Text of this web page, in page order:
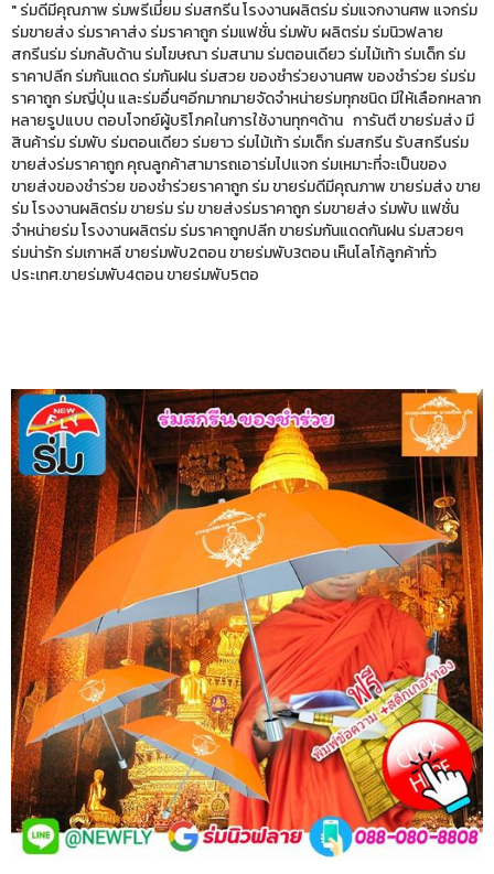
" ร่มดีมีคุณภาพ ร่มพรีเมี่ยม ร่มสกรีน โรงงานผลิตร่ม ร่มแจกงานศพ แจกร่ม
ร่มขายส่ง ร่มราคาส่ง ร่มราคาถูก ร่มแฟชั่น ร่มพับ ผลิตร่ม ร่มนิวฟลาย
สกรีนร่ม ร่มกลับด้าน ร่มโฆษณา ร่มสนาม ร่มตอนเดียว ร่มไม้เท้า ร่มเด็ก ร่ม
ราคาปลีก ร่มกันแดด ร่มกันฝน ร่มสวย ของชำร่วยงานศพ ของชำร่วย ร่มร่ม
ราคาถูก ร่มญี่ปุ่น และร่มอื่นๆอีกมากมายจัดจำหน่ายร่มทุกชนิด มีให้เลือกหลาก
หลายรูปแบบ ตอบโจทย์ผู้บริโภคในการใช้งานทุกๆด้าน การันตี ขายร่มส่ง มี
สินค้าร่ม ร่มพับ ร่มตอนเดียว ร่มยาว ร่มไม้เท้า ร่มเด็ก ร่มสกรีน รับสกรีนร่ม
ขายส่งร่มราคาถูก คุณลูกค้าสามารถเอาร่มไปแจก ร่มเหมาะที่จะเป็นของ
ขายส่งของชำร่วย ของชำร่วยราคาถูก ร่ม ขายร่มดีมีคุณภาพ ขายร่มส่ง ขาย
ร่ม โรงงานผลิตร่ม ขายร่ม ร่ม ขายส่งร่มราคาถูก ร่มขายส่ง ร่มพับ แฟชั่น
จำหน่ายร่ม โรงงานผลิตร่ม ร่มราคาถูกปลีก ขายร่มกันแดดกันฝน ร่มสวยๆ
ร่มน่ารัก ร่มเกาหลี ขายร่มพับ2ตอน ขายร่มพับ3ตอน เห็นโลโก้ลูกค้าทั่ว
ประเทศ.ขายร่มพับ4ตอน ขายร่มพับ5ตอ